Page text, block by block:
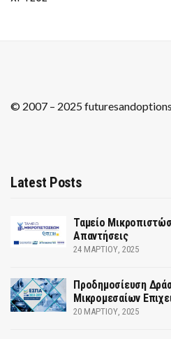
© 2007 – 2025
Latest Posts
Ταμείο
Απαντήσεις
24 ΜΑΡΤΊΟΥ, 2025
Προδημοσίευση
Μικρομεσαίων
20 ΜΑΡΤΊΟΥ, 2025